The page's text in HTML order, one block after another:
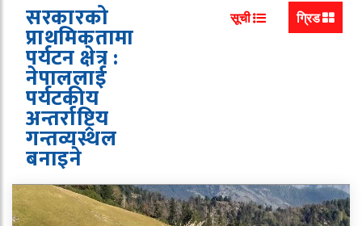
सरकारको
प्राथमिकतामा
पर्यटन क्षेत्र :
नेपाललाई
पर्यटकीय
अन्तर्राष्ट्रिय
गन्तव्यस्थल
बनाइने
सूची ग्रिड